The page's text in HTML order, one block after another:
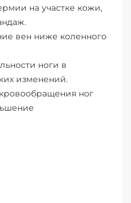
на участке кожи,
вен ниже коленного
ноги в
изменений.
ног